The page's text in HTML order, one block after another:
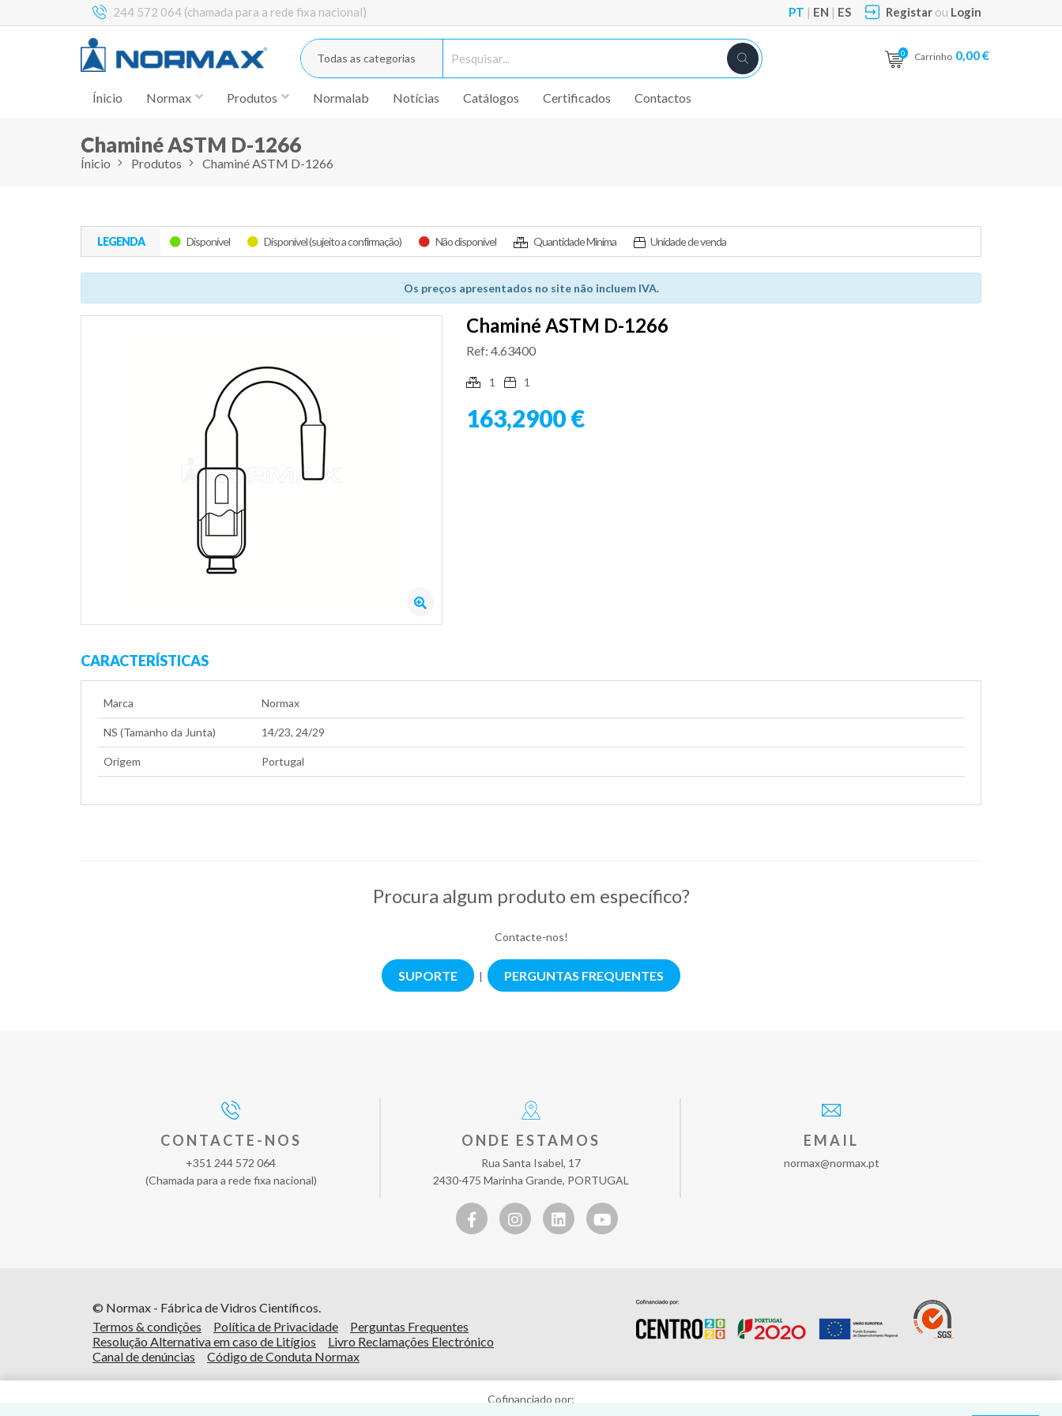
Cofinanciado por:
244 572 064 (chamada para a rede fixa nacional) PT | EN | ES Registar ou Login
0 Carrinho 0,00 €
Todas as categorias
Ínicio Normax Produtos Normalab Notícias Catálogos Certificados Contactos
Chaminé ASTM D-1266
Ínicio Produtos Chaminé ASTM D-1266
LEGENDA Disponível Disponível (sujeito a confirmação) Não disponível Quantidade Mínima Unidade de venda
Os preços apresentados no site não incluem IVA.
Chaminé ASTM D-1266
Ref: 4.63400
1 1
163,2900 €
CARACTERÍSTICAS
Marca Normax
NS (Tamanho da Junta) 14/23, 24/29
Origem Portugal
Procura algum produto em específico?
Contacte-nos!
SUPORTE PERGUNTAS FREQUENTES
CONTACTE-NOS
+351 244 572 064
(Chamada para a rede fixa nacional)
ONDE ESTAMOS
Rua Santa Isabel, 17
2430-475 Marinha Grande, PORTUGAL
EMAIL
normax@normax.pt
© Normax - Fábrica de Vidros Científicos.
Termos & condições
Política de Privacidade
Perguntas Frequentes
Resolução Alternativa em caso de Litígios
Livro Reclamações Electrónico
Canal de denúncias
Código de Conduta Normax